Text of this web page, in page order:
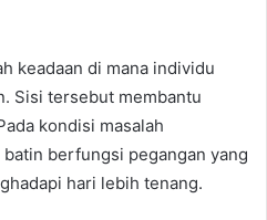
keadaan di mana individu
Sisi tersebut membantu
kondisi masalah
berfungsi pegangan yang
hari lebih tenang.